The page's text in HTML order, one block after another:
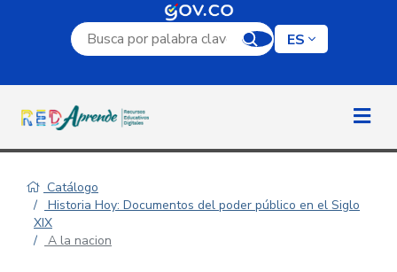
Campo de búsqueda por palabra clave
ES
Catálogo
Historia Hoy: Documentos del poder público en el Siglo
XIX
A la nacion